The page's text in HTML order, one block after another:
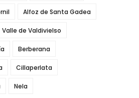
Alfoz de Santa Gadea
Valle de Valdivielso
Berberana
Cillaperlata
Nela